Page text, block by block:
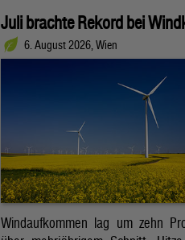
Juli brachte Rekord bei
6. August 2026, Wien
Windaufkommen lag um zehn